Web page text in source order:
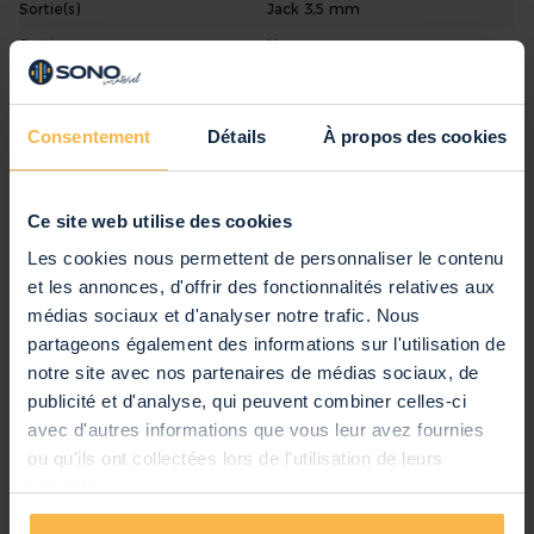
Consentement Détails À propos des cookies
Ce site web utilise des cookies
Les cookies nous permettent de personnaliser le contenu
et les annonces, d'offrir des fonctionnalités relatives aux
médias sociaux et d'analyser notre trafic. Nous
partageons également des informations sur l'utilisation de
notre site avec nos partenaires de médias sociaux, de
publicité et d'analyse, qui peuvent combiner celles-ci
avec d'autres informations que vous leur avez fournies
ou qu'ils ont collectées lors de l'utilisation de leurs
Accord à un seul doigt / doigt
Option d'enregistrement et de lecture
Fonctionne également avec 6 piles AA (non incluses)
Dimensions: 740 x 260 x 85 mm
Poids: 2kg
Sortie(s)
Jack 3,5 mm
Sortie casque
Non
Nombre d'Entrées Micros
Secteur, Piles
Largeur
26 cm
Hauteur
8 cm
Poids
2,13 kg
Couleur Principale
Noir
Ecran
LCD
Autres caractéristiques